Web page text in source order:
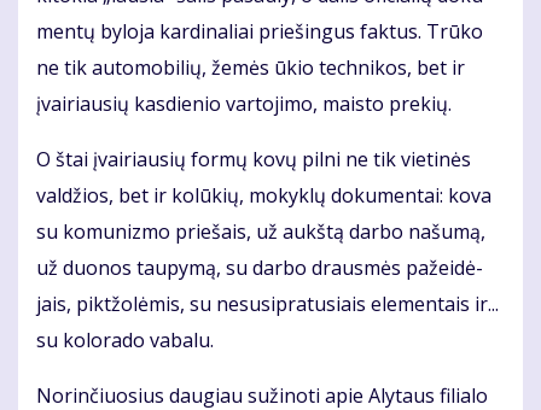
men­tų by­lo­ja kar­di­na­liai prie­šin­gus fak­tus. Trū­ko
ne tik au­to­mo­bi­lių, že­mės ūkio tech­ni­kos, bet ir
įvai­riau­sių kas­die­nio var­to­ji­mo, mais­to pre­kių.
O štai įvai­riau­sių for­mų ko­vų pil­ni ne tik vie­ti­nės
val­džios, bet ir ko­lū­kių, mo­kyk­lų do­ku­men­tai: ko­va
su ko­mu­niz­mo prie­šais, už aukš­tą dar­bo na­šu­mą,
už duo­nos tau­py­mą, su dar­bo draus­mės pa­žei­dė­
jais, pik­tžo­lė­mis, su nesu­si­pra­tu­siais ele­men­tais ir...
su ko­lo­ra­do va­ba­lu.
No­rin­čiuo­sius dau­giau su­ži­no­ti apie Aly­taus fi­lia­lo